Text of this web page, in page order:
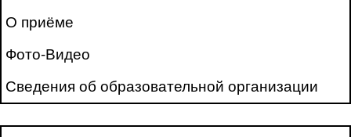
О приёме
Фото-Видео
Сведения об образовательной организации